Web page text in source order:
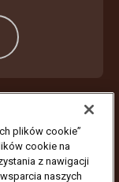
Inc. Wszelkie
plików cookie”
cookie na
z nawigacji
naszych